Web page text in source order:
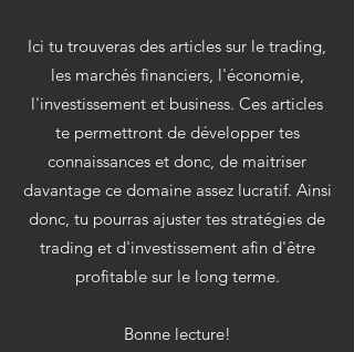
Ici tu trouveras des articles sur le trading,
les marchés financiers, l'économie,
l'investissement et business. Ces articles
te permettront de développer tes
connaissances et donc, de maitriser
davantage ce domaine assez lucratif. Ainsi
donc, tu pourras ajuster tes stratégies de
trading et d'investissement afin d'être
profitable sur le long terme.
Bonne lecture!